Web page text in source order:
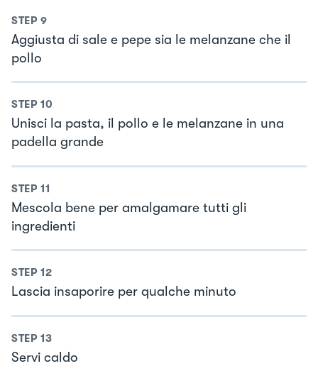
STEP 9
Aggiusta di sale e pepe sia le melanzane che il
pollo
STEP 10
Unisci la pasta, il pollo e le melanzane in una
padella grande
STEP 11
Mescola bene per amalgamare tutti gli
ingredienti
STEP 12
Lascia insaporire per qualche minuto
STEP 13
Servi caldo